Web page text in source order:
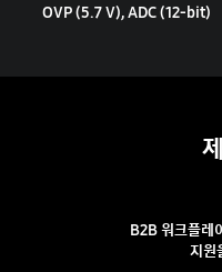
OVP (5.7 V), ADC (12-bit)
B2B 워크플레
지원